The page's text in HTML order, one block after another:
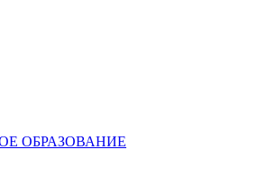
ОБРАЗОВАНИЕ